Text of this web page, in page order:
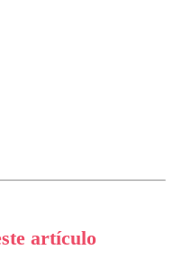
artículo